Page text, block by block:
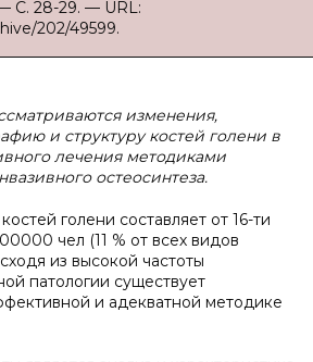
С. 28-29. — URL:
202/49599.
изменения,
и структуру костей голени в
лечения методиками
остеосинтеза.
голени составляет от 16-ти
чел (11 % от всех видов
из высокой частоты
патологии существует
и адекватной методике